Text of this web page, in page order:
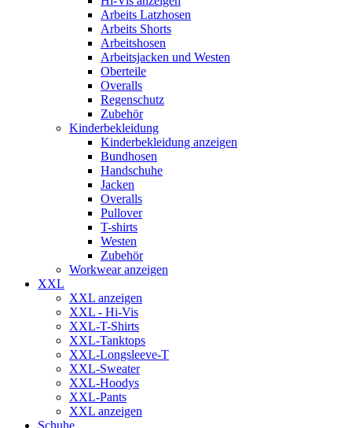
Arbeits Latzhosen
Arbeits Shorts
Arbeitshosen
Arbeitsjacken und Westen
Oberteile
Overalls
Regenschutz
Zubehör
Kinderbekleidung
Kinderbekleidung anzeigen
Bundhosen
Handschuhe
Jacken
Overalls
Pullover
T-shirts
Westen
Zubehör
Workwear anzeigen
XXL
XXL anzeigen
XXL - Hi-Vis
XXL-T-Shirts
XXL-Tanktops
XXL-Longsleeve-T
XXL-Sweater
XXL-Hoodys
XXL-Pants
XXL anzeigen
Schuhe